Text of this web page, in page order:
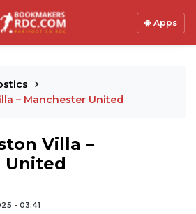
Apps
– Manchester United
Villa –
United
- 03:41